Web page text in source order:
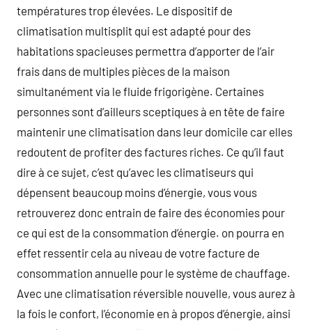
températures trop élevées. Le dispositif de
climatisation multisplit qui est adapté pour des
habitations spacieuses permettra d’apporter de l’air
frais dans de multiples pièces de la maison
simultanément via le fluide frigorigène. Certaines
personnes sont d’ailleurs sceptiques à en tête de faire
maintenir une climatisation dans leur domicile car elles
redoutent de profiter des factures riches. Ce qu’il faut
dire à ce sujet, c’est qu’avec les climatiseurs qui
dépensent beaucoup moins d’énergie, vous vous
retrouverez donc entrain de faire des économies pour
ce qui est de la consommation d’énergie. on pourra en
effet ressentir cela au niveau de votre facture de
consommation annuelle pour le système de chauffage.
Avec une climatisation réversible nouvelle, vous aurez à
la fois le confort, l’économie en à propos d’énergie, ainsi